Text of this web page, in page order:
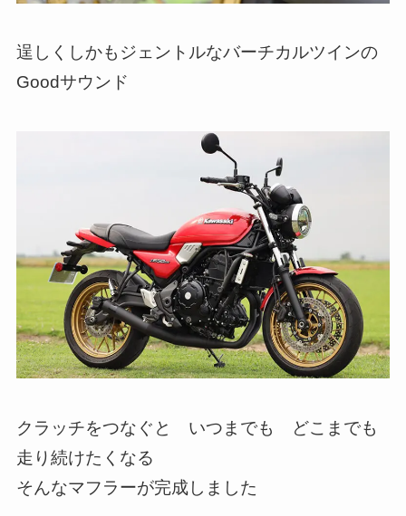
逞しくしかもジェントルなバーチカルツインの
Goodサウンド
クラッチをつなぐと いつまでも どこまでも
走り続けたくなる
そんなマフラーが完成しました